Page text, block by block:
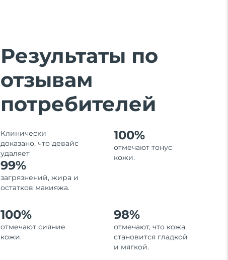
Результаты по
отзывам
потребителей
Клинически
доказано, что девайс
удаляет
99%
загрязнений, жира и
остатков макияжа.
100%
отмечают тонус
кожи.
100%
отмечают сияние
кожи.
98%
отмечают, что кожа
становится гладкой
и мягкой.